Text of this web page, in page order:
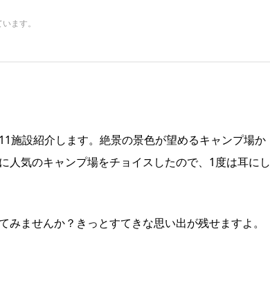
ます。
施設紹介します。絶景の景色が望めるキャンプ場か
人気のキャンプ場をチョイスしたので、1度は耳にし
ませんか？きっとすてきな思い出が残せますよ。